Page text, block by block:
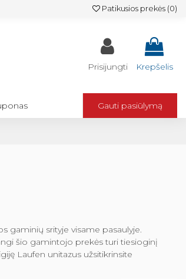
Patikusios prekės (0)
Prisijungti Krepšelis
Gauti pasiūlymą
gaminių srityje visame pasaulyje.
šio gamintojo prekės turi tiesioginį
Laufen unitazus užsitikrinsite